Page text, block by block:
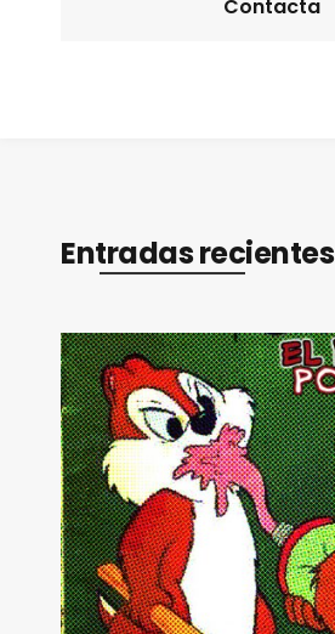
Contacta
Entradas recientes